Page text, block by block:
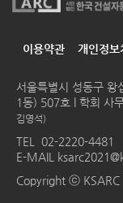
이용약관 개인정보
서울특별시 성동구
1동) 507호 l 학회 사
김영석)
TEL 02-2220-4481
E-MAIL
Copyright ⓒ KSARC